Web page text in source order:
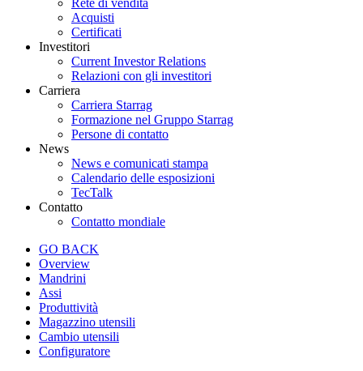
Rete di vendita
Acquisti
Certificati
Investitori
Current Investor Relations
Relazioni con gli investitori
Carriera
Carriera Starrag
Formazione nel Gruppo Starrag
Persone di contatto
News
News e comunicati stampa
Calendario delle esposizioni
TecTalk
Contatto
Contatto mondiale
GO BACK
Overview
Mandrini
Assi
Produttività
Magazzino utensili
Cambio utensili
Configuratore